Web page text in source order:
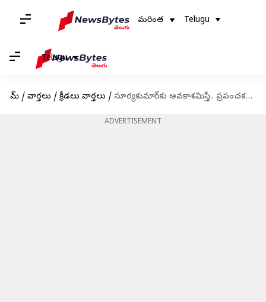
మరింత Telugu
Telugu
హోమ్ / వార్తలు / క్రీడలు వార్తలు / సూర్యకుమార్‌కు అవకాశమిస్తే.. ప్రపంచకప్‌లో దుమ్మురేపుతాడు : యూవీ
ADVERTISEMENT